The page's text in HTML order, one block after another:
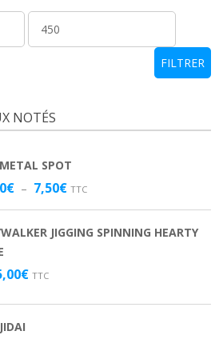
Prix
max
FILTRER
NOTÉS
SPOT
€ – 7,50€Plage
6,50€
TTC
JIGGING SPINNING HEARTY
€ TTC